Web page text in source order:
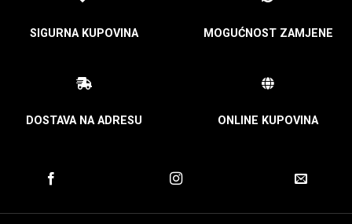
SIGURNA KUPOVINA MOGUĆNOST ZAMJENE
DOSTAVA NA ADRESU ONLINE KUPOVINA